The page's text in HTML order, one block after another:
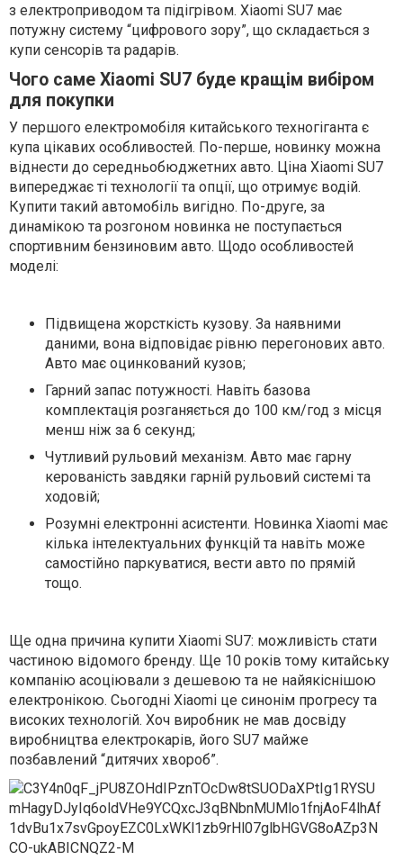
з електроприводом та підігрівом. Xiaomi SU7 має
потужну систему “цифрового зору”, що складається з
купи сенсорів та радарів.
Чого саме Xiaomi SU7 буде кращім вибіром
для покупки
У першого електромобіля китайського техногіганта є
купа цікавих особливостей. По-перше, новинку можна
віднести до середньобюджетних авто. Ціна Xiaomi SU7
випереджає ті технології та опції, що отримує водій.
Купити такий автомобіль вигідно. По-друге, за
динамікою та розгоном новинка не поступається
спортивним бензиновим авто. Щодо особливостей
моделі:
Підвищена жорсткість кузову. За наявними
даними, вона відповідає рівню перегонових авто.
Авто має оцинкований кузов;
Гарний запас потужності. Навіть базова
комплектація розганяється до 100 км/год з місця
менш ніж за 6 секунд;
Чутливий рульовий механізм. Авто має гарну
керованість завдяки гарній рульовий системі та
ходовій;
Розумні електронні асистенти. Новинка Xiaomi має
кілька інтелектуальних функцій та навіть може
самостійно паркуватися, вести авто по прямій
тощо.
Ще одна причина купити Xiaomi SU7: можливість стати
частиною відомого бренду. Ще 10 років тому китайську
компанію асоціювали з дешевою та не найякіснішою
електронікою. Сьогодні Xiaomi це синонім прогресу та
високих технологій. Хоч виробник не мав досвіду
виробництва електрокарів, його SU7 майже
позбавлений “дитячих хвороб”.